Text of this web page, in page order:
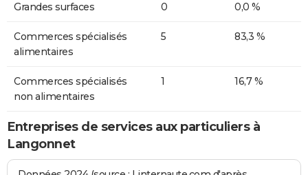
Grandes surfaces 0 0,0 %
Commerces spécialisés
alimentaires
5 83,3 %
Commerces spécialisés
non alimentaires
1 16,7 %
Entreprises de services aux particuliers à
Langonnet